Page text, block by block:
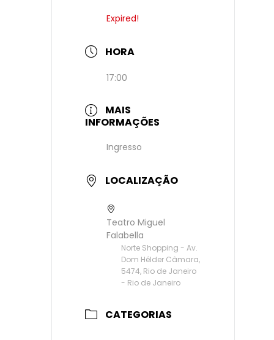
Expired!
HORA
17:00
MAIS
INFORMAÇÕES
Ingresso
LOCALIZAÇÃO
Teatro Miguel
Falabella
Norte Shopping - Av.
Dom Hélder Câmara,
5474, Rio de Janeiro
- Rio de Janeiro
CATEGORIAS